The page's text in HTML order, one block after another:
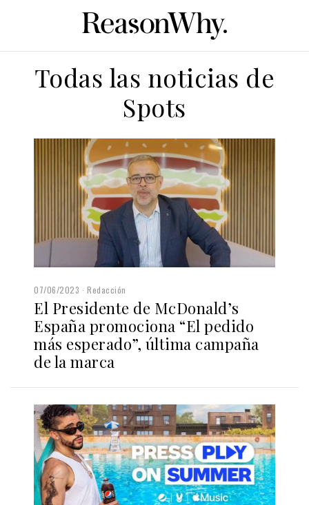
Todas las noticias de
Spots
07/06/2023 Redacción
El Presidente de McDonald’s
España promociona “El pedido
más esperado”, última campaña
de la marca